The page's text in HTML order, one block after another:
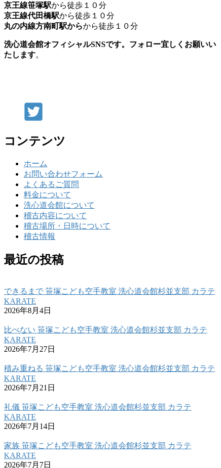
京王線笹塚駅から徒歩１０分
京王線代田橋駅から徒歩１０分
丸の内線方南町駅からから徒歩１０分
洗心道会館オフィシャルSNSです。フォロー宜しくお願いい
たします。
コンテンツ
ホーム
お問い合わせフォーム
よくあるご質問
料金について
洗心道会館について
稽古内容について
稽古場所・日時について
稽古情報
最近の投稿
できるまで 笹塚こども空手教室 洗心道会館杉並支部 カラテ
KARATE
2026年8月4日
比べない 笹塚こども空手教室 洗心道会館杉並支部 カラテ
KARATE
2026年7月27日
積み重ねる 笹塚こども空手教室 洗心道会館杉並支部 カラテ
KARATE
2026年7月21日
礼儀 笹塚こども空手教室 洗心道会館杉並支部 カラテ
KARATE
2026年7月14日
家族 笹塚こども空手教室 洗心道会館杉並支部 カラテ
KARATE
2026年7月7日